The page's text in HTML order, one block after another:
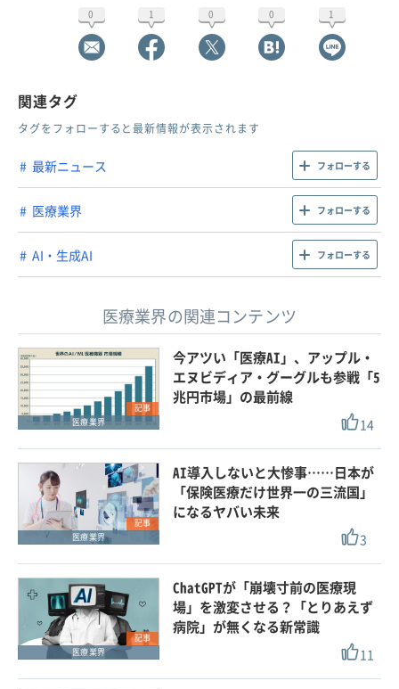
0 1 0 0 1
関連タグ
タグをフォローすると最新情報が表示されます
最新ニュース フォローする
医療業界 フォローする
AI・生成AI フォローする
医療業界の関連コンテンツ
記事
医療業界
今アツい「医療AI」、アップル・
エヌビディア・グーグルも参戦「5
兆円市場」の最前線
14
記事
医療業界
AI導入しないと大惨事……日本が
「保険医療だけ世界一の三流国」
になるヤバい未来
3
記事
医療業界
ChatGPTが「崩壊寸前の医療現
場」を激変させる？「とりあえず
病院」が無くなる新常識
11